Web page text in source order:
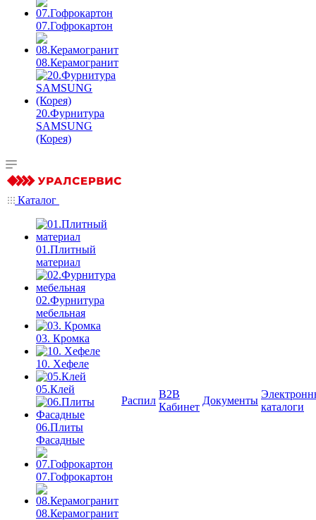
07.Гофрокартон
08.Керамогранит
20.Фурнитура
SAMSUNG
(Корея)
Каталог
01.Плитный
материал
02.Фурнитура
мебельная
03. Кромка
10. Хефеле
05.Клей
06.Плиты
Фасадные
07.Гофрокартон
08.Керамогранит
Распил
B2B
Кабинет
Документы
каталоги